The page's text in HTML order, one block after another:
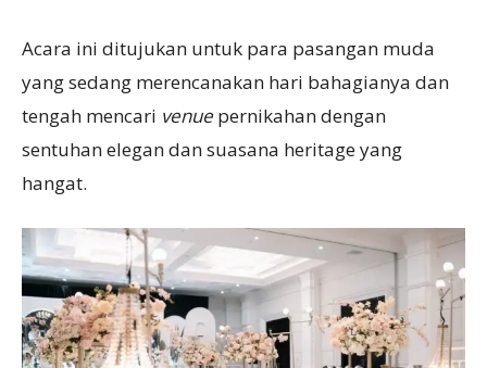
Acara ini ditujukan untuk para pasangan muda
yang sedang merencanakan hari bahagianya dan
tengah mencari venue pernikahan dengan
sentuhan elegan dan suasana heritage yang
hangat.